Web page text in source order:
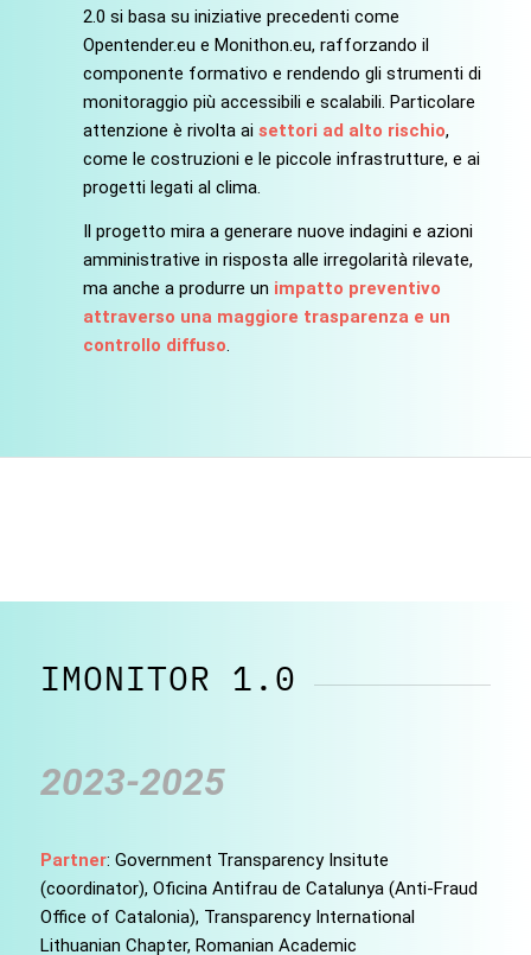
2.0 si basa su iniziative precedenti come
Opentender.eu e Monithon.eu, rafforzando il
componente formativo e rendendo gli strumenti di
monitoraggio più accessibili e scalabili. Particolare
attenzione è rivolta ai settori ad alto rischio,
come le costruzioni e le piccole infrastrutture, e ai
progetti legati al clima.
Il progetto mira a generare nuove indagini e azioni
amministrative in risposta alle irregolarità rilevate,
ma anche a produrre un impatto preventivo
attraverso una maggiore trasparenza e un
controllo diffuso
IMONITOR 1.0
2023-2025
Partner: Government Transparency Insitute
(coordinator), Oficina Antifrau de Catalunya (Anti-Fraud
Office of Catalonia), Transparency International
Lithuanian Chapter, Romanian Academic